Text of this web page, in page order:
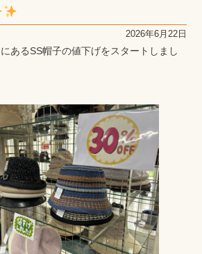
2026年6月22日
あるSS帽子の値下げをスタートしまし